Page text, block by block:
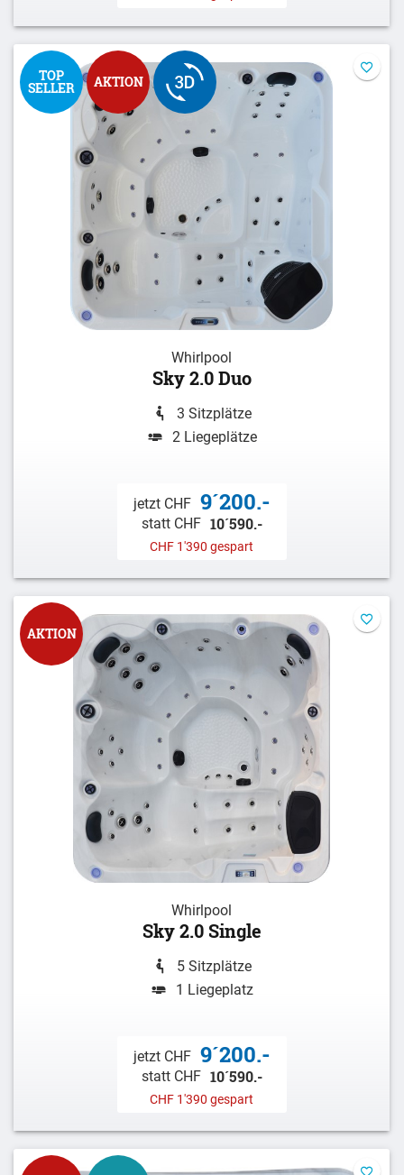
TOP
SELLER AKTION
Whirlpool
Sky 2.0 Duo
3 Sitzplätze
2 Liegeplätze
jetzt CHF 9´200.-
statt CHF 10´590.-
CHF 1'390 gespart
AKTION
Whirlpool
Sky 2.0 Single
5 Sitzplätze
1 Liegeplatz
jetzt CHF 9´200.-
statt CHF 10´590.-
CHF 1'390 gespart